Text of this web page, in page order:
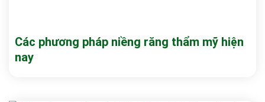
Các phương pháp niềng răng thẩm mỹ hiện
nay